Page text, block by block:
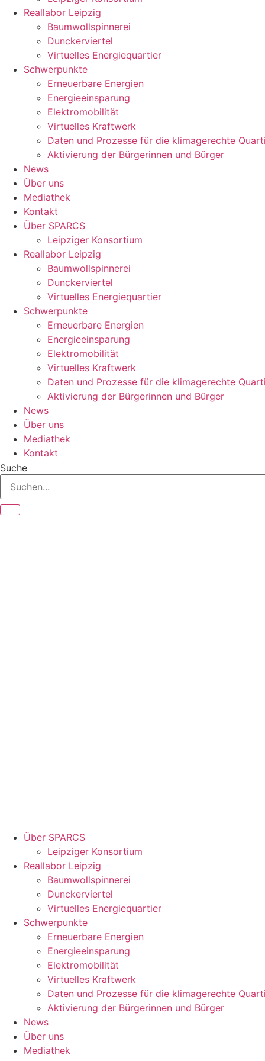
Reallabor Leipzig
Baumwollspinnerei
Dunckerviertel
Virtuelles Energiequartier
Schwerpunkte
Erneuerbare Energien
Energieeinsparung
Elektromobilität
Virtuelles Kraftwerk
Daten und Prozesse für die klimagerechte
Aktivierung der Bürgerinnen und Bürger
News
Über uns
Mediathek
Kontakt
Über SPARCS
Leipziger Konsortium
Reallabor Leipzig
Baumwollspinnerei
Dunckerviertel
Virtuelles Energiequartier
Schwerpunkte
Erneuerbare Energien
Energieeinsparung
Elektromobilität
Virtuelles Kraftwerk
Daten und Prozesse für die klimagerechte
Aktivierung der Bürgerinnen und Bürger
News
Über uns
Mediathek
Kontakt
Suche
Über SPARCS
Leipziger Konsortium
Reallabor Leipzig
Baumwollspinnerei
Dunckerviertel
Virtuelles Energiequartier
Schwerpunkte
Erneuerbare Energien
Energieeinsparung
Elektromobilität
Virtuelles Kraftwerk
Daten und Prozesse für die klimagerechte
Aktivierung der Bürgerinnen und Bürger
News
Über uns
Mediathek